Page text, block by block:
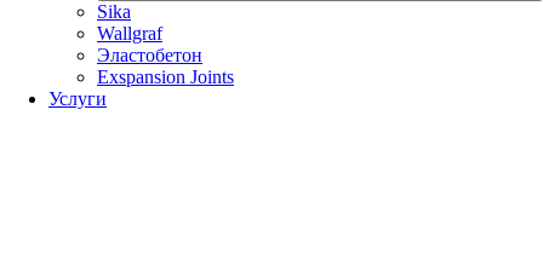
Sika
Wallgraf
Эластобетон
Exspansion Joints
Услуги